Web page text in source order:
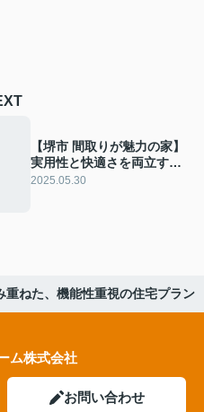
【堺市 間取りが魅力の家】
実用性と快適さを両立する
設計
2025.05.30
重ねた、機能性重視の住宅プラン
ム株式会社
お問い合わせ